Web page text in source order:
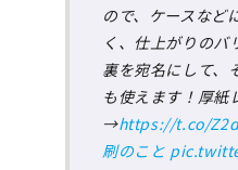
ので、ケースなど
く、仕上がりのバ
裏を宛名にして、
も使えます！厚紙
→https://t.co/
刷のこと